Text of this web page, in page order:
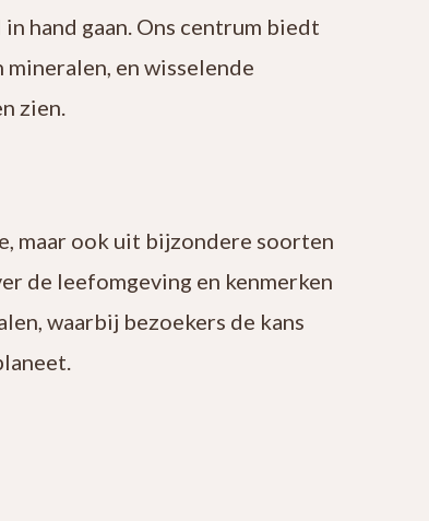
hand gaan. Ons centrum biedt
en wisselende
zien.
maar ook uit bijzondere soorten
de leefomgeving en kenmerken
waarbij bezoekers de kans